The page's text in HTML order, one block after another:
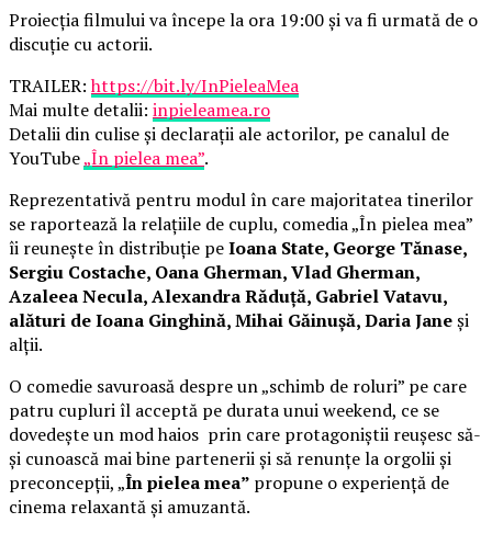
Proiecția filmului va începe la ora 19:00 și va fi urmată de o
discuție cu actorii.
TRAILER:https://bit.ly/InPieleaMea
Mai multe detalii: inpieleamea.ro
Detalii din culise și declarații ale actorilor, pe canalul de
YouTube„În pielea mea”.
Reprezentativă pentru modul în care majoritatea tinerilor
se raportează la relațiile de cuplu, comedia „În pielea mea”
îi reunește în distribuție peIoana State, George Tănase,
Sergiu Costache, Oana Gherman, Vlad Gherman,
Azaleea Necula, Alexandra Răduță, Gabriel Vatavu,
alături de Ioana Ginghină, Mihai Găinușă, Daria Janeși
alții.
O comedie savuroasă despre un „schimb de roluri” pe care
patru cupluri îl acceptă pe durata unui weekend, ce se
dovedește un mod haios prin care protagoniștii reușesc să-
și cunoască mai bine partenerii și să renunțe la orgolii și
preconcepții, „În pielea mea” propune o experiență de
cinema relaxantă și amuzantă.